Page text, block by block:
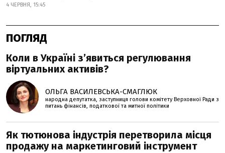
4 ЧЕРВНЯ, 15:45
ПОГЛЯД
Коли в Україні з’явиться регулювання
віртуальних активів?
ОЛЬГА ВАСИЛЕВСЬКА-СМАГЛЮК
народна депутатка, заступниця голови комітету Верховної Ради з
питань фінансів, податкової та митної політики
Як тютюнова індустрія перетворила місця
продажу на маркетинговий інструмент